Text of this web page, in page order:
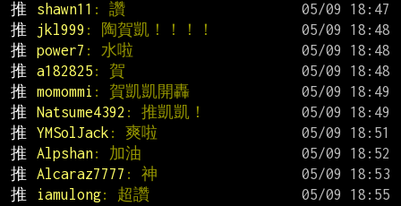
推
shawn11 : 讚
推
jkl999 : 陶賀凱！！！！
推
power7 : 水啦
推
a182825 : 賀
推
momommi : 賀凱凱開轟
推
Natsume4392 : 推凱凱！
推
YMSolJack : 爽啦
推
Alpshan: 加油
推
Alcaraz7777 : 神
推
iamulong: 超讚